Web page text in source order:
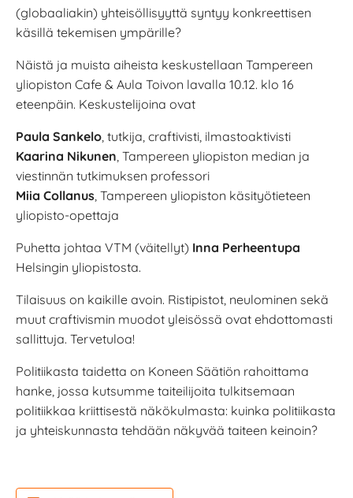
(globaaliakin) yhteisöllisyyttä syntyy konkreettisen
käsillä tekemisen ympärille?
Näistä ja muista aiheista keskustellaan Tampereen
yliopiston Cafe & Aula Toivon lavalla 10.12. klo 16
eteenpäin. Keskustelijoina ovat
Paula Sankelo, tutkija, craftivisti, ilmastoaktivisti
Kaarina Nikunen, Tampereen yliopiston median ja
viestinnän tutkimuksen professori
Miia Collanus, Tampereen yliopiston käsityötieteen
yliopisto-opettaja
Puhetta johtaa VTM (väitellyt) Inna Perheentupa
Helsingin yliopistosta.
Tilaisuus on kaikille avoin. Ristipistot, neulominen sekä
muut craftivismin muodot yleisössä ovat ehdottomasti
sallittuja. Tervetuloa!
Politiikasta taidetta on Koneen Säätiön rahoittama
hanke, jossa kutsumme taiteilijoita tulkitsemaan
politiikkaa kriittisestä näkökulmasta: kuinka politiikasta
ja yhteiskunnasta tehdään näkyvää taiteen keinoin?